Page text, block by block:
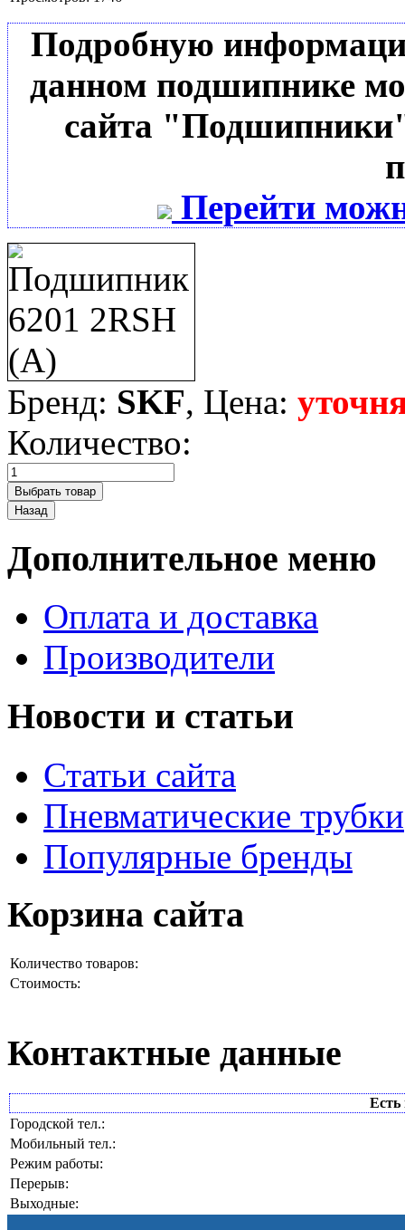
Подробную
данном подшипнике
сайта
Перейти
Бренд: SKF, Цена:
Количество:
Дополнительное меню
Оплата и доставка
Производители
Новости и статьи
Статьи сайта
Пневматические трубки
Популярные бренды
Корзина сайта
Количество товаров:
Стоимость:
Контактные данные
Есть
Городской тел.:
Мобильный тел.:
Режим работы:
Перерыв:
Выходные: